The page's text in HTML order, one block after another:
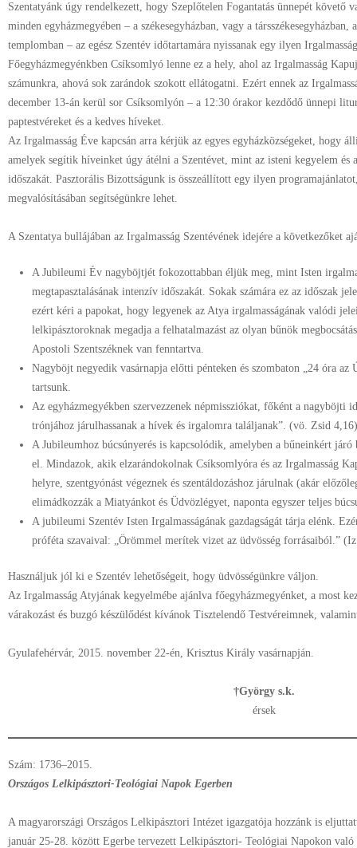
Szentatyánk úgy rendelkezett, hogy Szeplőtelen Fogantatás ünnepét követő
minden egyházmegyében – a székesegyházban, vagy a társszékesegyházban,
templomban – az egész Szentév időtartamára nyissanak egy ilyen
Főegyházmegyénkben Csíksomlyó lenne ez a hely, ahol az Irgalmasság
számunkra, ahová sok zarándok szokott ellátogatni. Ezért ennek az
december 13-án kerül sor Csíksomlyón – a 12:30 órakor kezdődő ünnepi
paptestvéreket és a kedves híveket.
Az Irgalmasság Éve kapcsán arra kérjük az egyes egyházközségeket, hogy
amelyek segítik híveinket úgy átélni a Szentévet, mint az isteni kegyelem
időszakát. Pasztorális Bizottságunk is összeállított egy ilyen
megvalósításában segítségünkre lehet.
A Szentatya bullájában az Irgalmasság Szentévének idejére a következőket
A Jubileumi Év nagyböjtjét fokozottabban éljük meg, mint Isten
megtapasztalásának intenzív időszakát. Sokak számára ez az időszak
ezért kéri a papokat, hogy legyenek az Atya irgalmasságának valódi
lelkipásztoroknak megadja a felhatalmazást az olyan bűnök
Apostoli Szentszéknek van fenntartva.
Nagyböjt negyedik vasárnapja előtti pénteken és szombaton „24 óra az
tartsunk.
Az egyházmegyékben szervezzenek népmissziókat, főként a nagyböjti
trónjához járulhassanak a hívek és irgalomra találjanak”. (vö. Zsid 4,16)
A Jubileumhoz búcsúnyerés is kapcsolódik, amelyben a bűneinkért járó
el. Mindazok, akik elzarándokolnak Csíksomlyóra és az Irgalmasság
helyre, szentgyónást végeznek és szentáldozáshoz járulnak (akár
elimádkozzák a Miatyánkot és Üdvözlégyet, naponta egyszer teljes
A jubileumi Szentév Isten Irgalmasságának gazdagságát tárja elénk.
próféta szavaival: „Örömmel merítek vizet az üdvösség forrásaiból.”
Használjuk jól ki e Szentév lehetőségeit, hogy üdvösségünkre váljon.
Az Irgalmasság Atyjának kegyelmébe ajánlva főegyházmegyénket, a most
várakozást és buzgó készülődést kívánok Tisztelendő Testvéreimnek,
Gyulafehérvár, 2015. november 22-én, Krisztus Király vasárnapján.
†György s.k.
érsek
Szám: 1736–2015.
Országos Lelkipásztori-Teológiai Napok Egerben
A magyarországi Országos Lelkipásztori Intézet igazgatója hozzánk is
január 25-28. között Egerbe tervezett Lelkipásztori- Teológiai Napokon való